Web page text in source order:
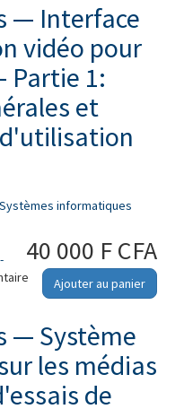
— Interface
vidéo pour
Partie 1:
et
informatiques
40 000 F CFA
Ajouter au panier
routiers — Interface de
pour caméras (ICVC) —
générales et définition
— Système
les médias
de